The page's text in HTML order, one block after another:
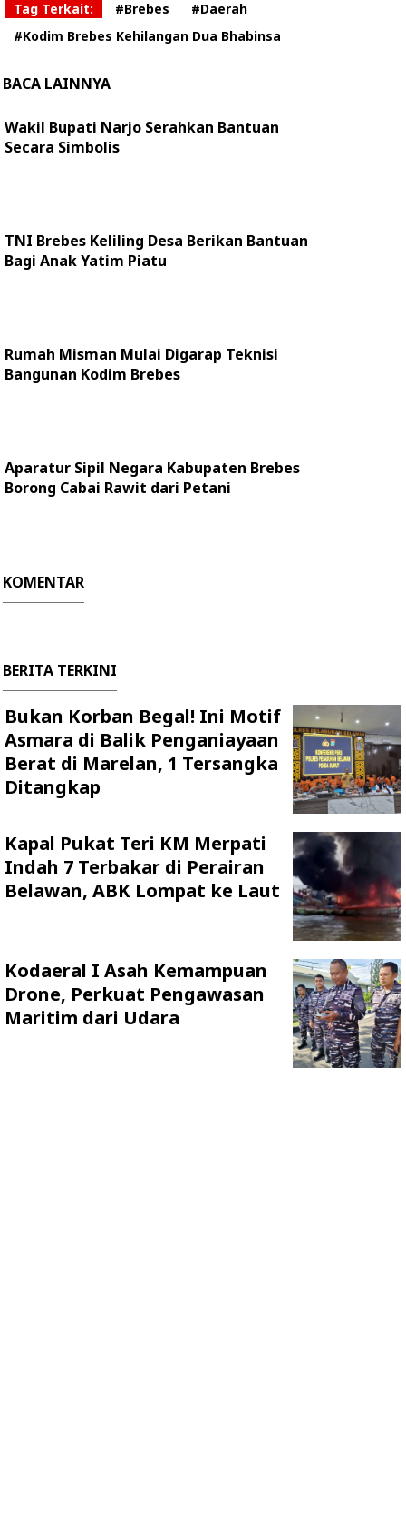
Tag Terkait: #Brebes
#Daerah
#Kodim Brebes Kehilangan Dua Bhabinsa
BACA LAINNYA
Wakil Bupati Narjo Serahkan Bantuan
Secara Simbolis
TNI Brebes Keliling Desa Berikan Bantuan
Bagi Anak Yatim Piatu
Rumah Misman Mulai Digarap Teknisi
Bangunan Kodim Brebes
Aparatur Sipil Negara Kabupaten Brebes
Borong Cabai Rawit dari Petani
KOMENTAR
BERITA TERKINI
Bukan Korban Begal! Ini Motif
Asmara di Balik Penganiayaan
Berat di Marelan, 1 Tersangka
Ditangkap
Kapal Pukat Teri KM Merpati
Indah 7 Terbakar di Perairan
Belawan, ABK Lompat ke Laut
Kodaeral I Asah Kemampuan
Drone, Perkuat Pengawasan
Maritim dari Udara